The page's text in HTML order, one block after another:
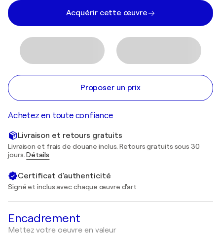
Acquérir cette œuvre
Proposer un prix
Achetez en toute confiance
Livraison et retours gratuits
Livraison et frais de douane inclus. Retours gratuits sous 30
jours.Détails
Certificat d'authenticité
Signé et inclus avec chaque œuvre d'art
Encadrement
Mettez votre oeuvre en valeur